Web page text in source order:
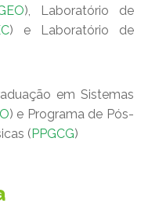
), Laboratório de
) e Laboratório de
em Sistemas
) e Programa de Pós-
( PPGCG)